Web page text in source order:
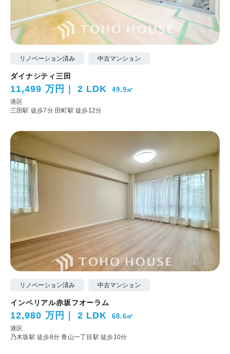
リノベーション済み 中古マンション
ダイナシティ三田
11,499 万円 2 LDK 49.9㎡
港区
三田駅 徒歩7分 田町駅 徒歩12分
リノベーション済み 中古マンション
インペリアル赤坂フオーラム
12,980 万円 2 LDK 68.6㎡
港区
乃木坂駅 徒歩8分青山一丁目駅 徒歩10分